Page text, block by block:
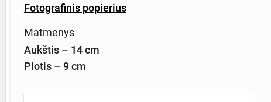
Fotografinis popierius
Matmenys
Aukštis – 14 cm
Plotis – 9 cm